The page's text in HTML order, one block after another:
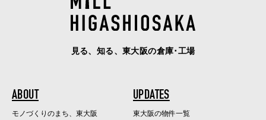
見る、知る、東大阪の倉庫･工場
ABOUT
モノづくりのまち、東大阪
UPDATES
東大阪の物件一覧